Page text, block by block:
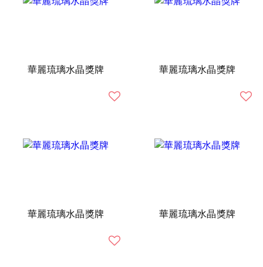
華麗琉璃水晶獎牌 華麗琉璃水晶獎牌
華麗琉璃水晶獎牌 華麗琉璃水晶獎牌